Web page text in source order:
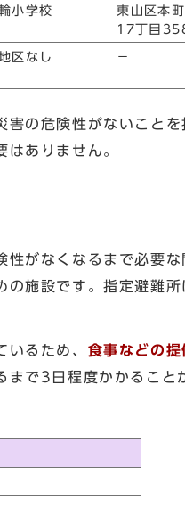
小学校
東山区本
17丁目
区なし －
の危険性がないことを
ありません。
がなくなるまで必要な
施設です。指定避難
るため、 食事などの
まで3日程度かかること